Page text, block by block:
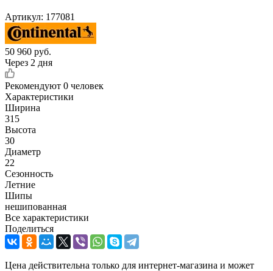
Артикул: 177081
50 960 руб.
Через 2 дня
Рекомендуют 0 человек
Характеристики
Ширина
315
Высота
30
Диаметр
22
Сезонность
Летние
Шипы
нешипованная
Все характеристики
Поделиться
Цена действительна только для интернет-магазина и может